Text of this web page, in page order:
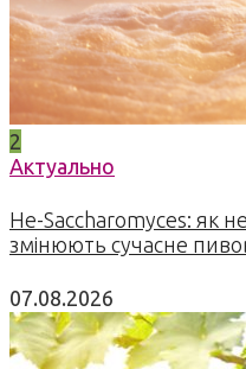
2
Актуально
Не-Saccharomyces: як
змінюють сучасне
07.08.2026